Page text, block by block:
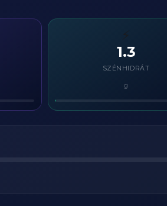
⚡
1.3
SZÉNHIDRÁT
g